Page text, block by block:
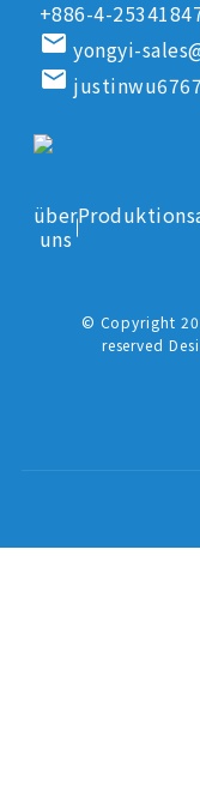
+886-4-
email yongyi-
email
über
uns
© Copyright
reserved